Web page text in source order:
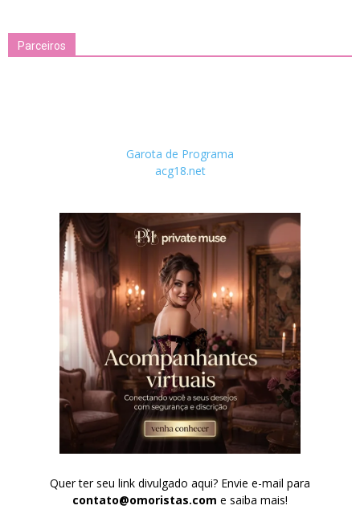
Parceiros
Garota de Programa
acg18.net
Quer ter seu link divulgado aqui? Envie e-mail para
contato@omoristas.com e saiba mais!